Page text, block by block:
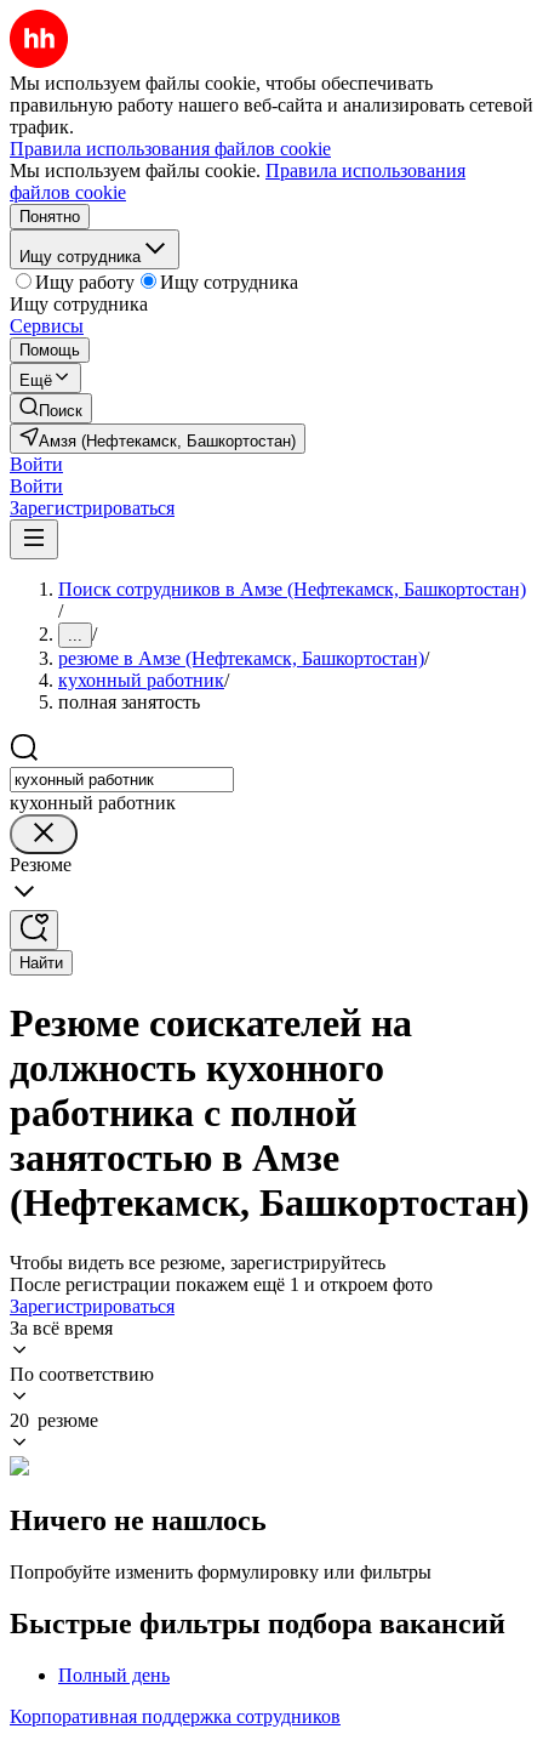
Мы используем файлы cookie, чтобы обеспечивать
правильную работу нашего веб-сайта и анализировать сетевой
трафик.
Правила использования файлов cookie
Мы используем файлы cookie. Правила использования
файлов cookie
Понятно
Ищу сотрудника
Ищу работу
Ищу сотрудника
Ищу сотрудника
Сервисы
Помощь
Ещё
Поиск
Амзя (Нефтекамск, Башкортостан)
Войти
Войти
Зарегистрироваться
Поиск сотрудников в Амзе (Нефтекамск, Башкортостан)
/
... /
резюме в Амзе (Нефтекамск, Башкортостан)/
кухонный работник/
полная занятость
кухонный работник
Резюме
Найти
Резюме соискателей на
должность кухонного
работника с полной
занятостью в Амзе
(Нефтекамск, Башкортостан)
Чтобы видеть все резюме, зарегистрируйтесь
После регистрации покажем ещё 1 и откроем фото
Зарегистрироваться
За всё время
По соответствию
20 резюме
Ничего не нашлось
Попробуйте изменить формулировку или фильтры
Быстрые фильтры подбора вакансий
Полный день
Корпоративная поддержка сотрудников